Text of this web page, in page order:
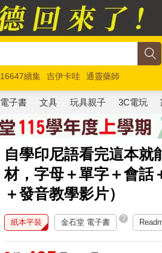
16647續集 吉伊卡哇
通靈藥師
總動員5 超慢跑
電子書 文具 玩具親子 3C電玩
自學印尼語看完這本就
材，字母＋單字＋會話
＋發音教學影片）
紙本平裝 金石堂 電子書 ?